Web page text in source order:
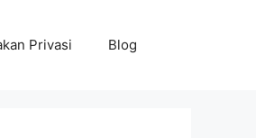
Privasi Blog